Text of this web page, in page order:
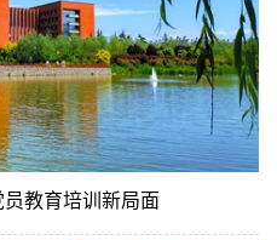
员教育培训新局面